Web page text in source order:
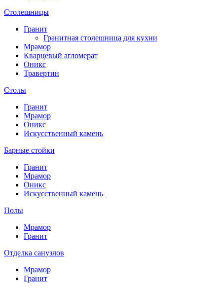
Столешницы
Гранит
Гранитная столешница для кухни
Мрамор
Кварцевый агломерат
Оникс
Травертин
Столы
Гранит
Мрамор
Оникс
Искусственный камень
Барные стойки
Гранит
Мрамор
Оникс
Искусственный камень
Полы
Мрамор
Гранит
Отделка санузлов
Мрамор
Гранит